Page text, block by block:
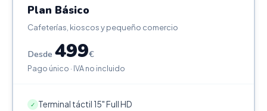
Plan Básico
Cafeterías, kioscos y pequeño comercio
Desde 499€
Pago único · IVA no incluido
✓ Terminal táctil 15" Full HD